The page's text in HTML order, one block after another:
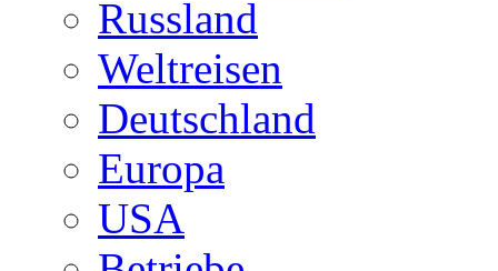
Russland
Weltreisen
Deutschland
Europa
USA